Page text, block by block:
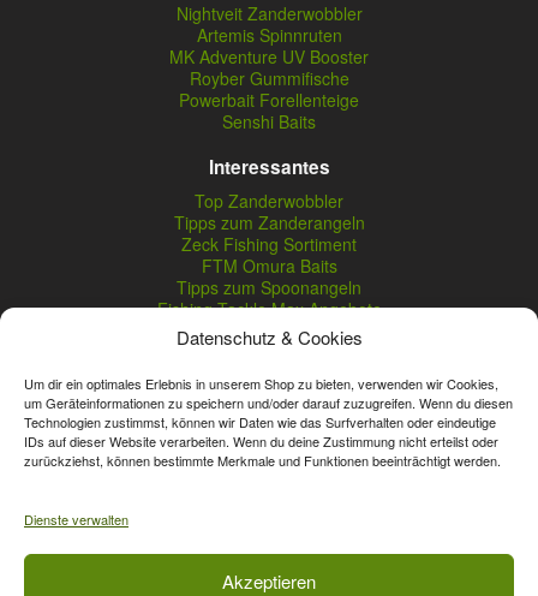
Datenschutz & Cookies
Um dir ein optimales Erlebnis in unserem Shop zu bieten, verwenden wir Cookies,
um Geräteinformationen zu speichern und/oder darauf zuzugreifen. Wenn du diesen
Technologien zustimmst, können wir Daten wie das Surfverhalten oder eindeutige
IDs auf dieser Website verarbeiten. Wenn du deine Zustimmung nicht erteilst oder
zurückziehst, können bestimmte Merkmale und Funktionen beeinträchtigt werden.
Dienste verwalten
Akzeptieren
Nightveit Zanderwobbler
Artemis Spinnruten
MK Adventure UV Booster
Royber Gummifische
Powerbait Forellenteige
Senshi Baits
Interessantes
Top Zanderwobbler
Tipps zum Zanderangeln
Zeck Fishing Sortiment
FTM Omura Baits
Tipps zum Spoonangeln
Fishing Tackle Max Angebote
Seika Pro Produkte
Nightveit Zanderwobbler
Vertrag widerrufen
Unsere Onlinepreise können günstiger sein.
Affiliate, Partner Rabatt-Codes und Aktionscodes gelten für das gesamte